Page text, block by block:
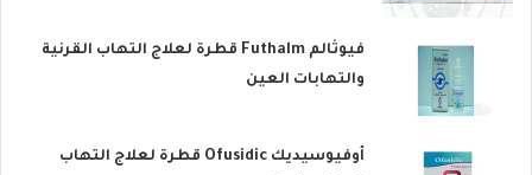
فيوثالم Futhalm قطرة لعلاج التهاب القرنية
والتهابات العين
أوفيوسيديك Ofusidic قطرة لعلاج التهاب